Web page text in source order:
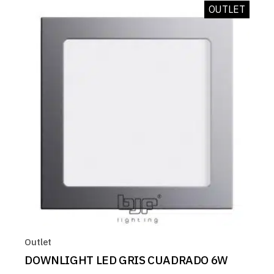
OUTLET
Outlet
DOWNLIGHT LED GRIS CUADRADO 6W